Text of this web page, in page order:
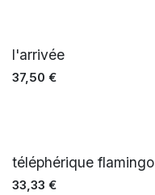
l'arrivée
37,50 €
téléphérique flamingo
33,33 €